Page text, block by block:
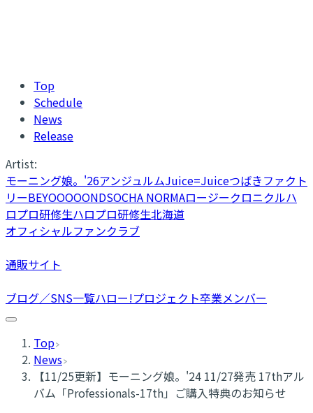
Top
Schedule
News
Release
Artist:
モーニング娘。'26アンジュルムJuice=Juiceつばきファクト
リーBEYOOOOONDSOCHA NORMAロージークロニクルハ
ロプロ研修生ハロプロ研修生北海道
オフィシャルファンクラブ
通販サイト
ブログ／SNS一覧ハロー!プロジェクト卒業メンバー
Top
News
【11/25更新】モーニング娘。'24 11/27発売 17thアル
バム「Professionals-17th」ご購入特典のお知らせ